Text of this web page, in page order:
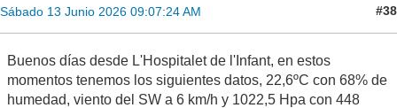
Sábado 13 Junio 2026 09:07:24 AM #38
Buenos días desde L'Hospitalet de l'Infant, en estos
momentos tenemos los siguientes datos, 22,6ºC con 68% de
humedad, viento del SW a 6 km/h y 1022,5 Hpa con 448